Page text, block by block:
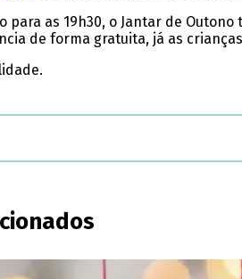
para as 19h30, o Jantar de
de forma gratuita, já as